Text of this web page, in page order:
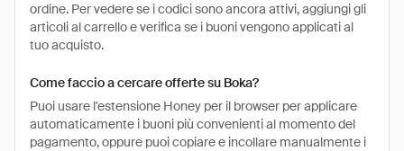
ordine. Per vedere se i codici sono ancora attivi, aggiungi gli
articoli al carrello e verifica se i buoni vengono applicati al
tuo acquisto.
Come faccio a cercare offerte su Boka?
Puoi usare l'estensione Honey per il browser per applicare
automaticamente i buoni più convenienti al momento del
pagamento, oppure puoi copiare e incollare manualmente i